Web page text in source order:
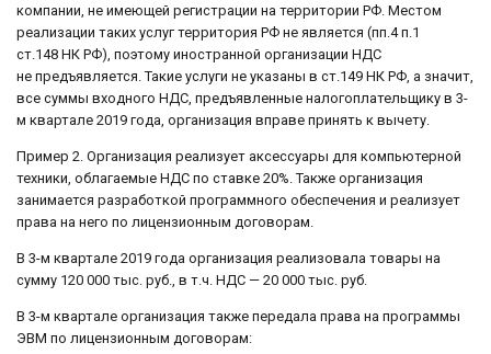
компании, не имеющей регистрации на территории РФ. Местом
реализации таких услуг территория РФ не является (пп.4 п.1
ст.148 НК РФ), поэтому иностранной организации НДС
не предъявляется. Такие услуги не указаны в ст.149 НК РФ, а значит,
все суммы входного НДС, предъявленные налогоплательщику в 3-
м квартале 2019 года, организация вправе принять к вычету.
Пример 2. Организация реализует аксессуары для компьютерной
техники, облагаемые НДС по ставке 20%. Также организация
занимается разработкой программного обеспечения и реализует
права на него по лицензионным договорам.
В 3-м квартале 2019 года организация реализовала товары на
сумму 120 000 тыс. руб., в т.ч. НДС — 20 000 тыс. руб.
В 3-м квартале организация также передала права на программы
ЭВМ по лицензионным договорам: